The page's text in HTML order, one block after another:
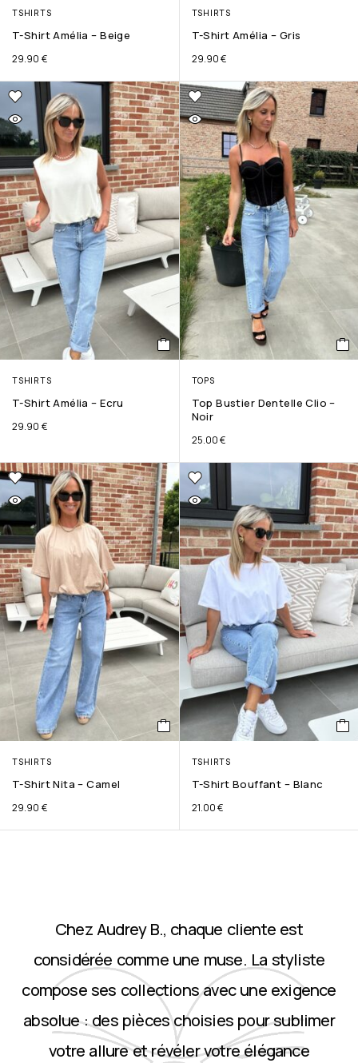
TSHIRTS
T-Shirt Amélia – Beige
29.90 €
TSHIRTS
T-Shirt Amélia – Gris
29.90€
TSHIRTS
T-Shirt Amélia – Ecru
29.90 €
TOPS
Top Bustier Dentelle Clio –
Noir
25.00€
TSHIRTS
T-Shirt Nita – Camel
29.90 €
TSHIRTS
T-Shirt Bouffant – Blanc
21.00€
Chez Audrey B., chaque cliente est
considérée comme une muse. La styliste
compose ses collections avec une exigence
absolue : des pièces choisies pour sublimer
votre allure et révéler votre élégance